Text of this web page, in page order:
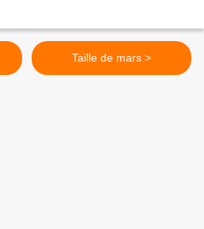
Taille de mars >